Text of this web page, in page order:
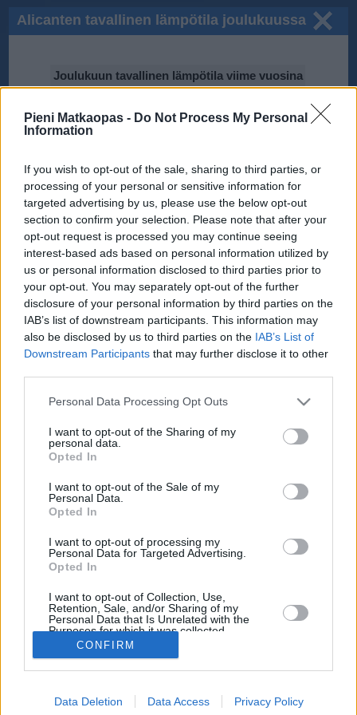
Pieni Matkaopas - Do Not Process My Personal
Information
If you wish to opt-out of the sale, sharing to third parties, or
processing of your personal or sensitive information for
targeted advertising by us, please use the below opt-out
section to confirm your selection. Please note that after your
opt-out request is processed you may continue seeing
interest-based ads based on personal information utilized by
us or personal information disclosed to third parties prior to
your opt-out. You may separately opt-out of the further
disclosure of your personal information by third parties on the
IAB’s list of downstream participants. This information may
also be disclosed by us to third parties on the IAB’s List of
Downstream Participants that may further disclose it to other
Personal Data Processing Opt Outs
I want to opt-out of the Sharing of my
personal data.
Opted In
I want to opt-out of the Sale of my
Personal Data.
Opted In
I want to opt-out of processing my
Personal Data for Targeted Advertising.
Opted In
I want to opt-out of Collection, Use,
Retention, Sale, and/or Sharing of my
Personal Data that Is Unrelated with the
Purposes for which it was collected.
Opted InCONFIRM
Data Deletion Data Access Privacy Policy
Alicanten tavallinen lämpötila joulukuussa
Joulukuun tavallinen lämpötila viime vuosina
2015
2014
2013
2012
2011
2009
2008
0℃
5℃
10℃
15℃
20℃
Tiedot perustuvat National Oceanic and Atmospheric Administration
(NOAA):n ilmastodataan.
Joulukuun keskilämpötila Alicantessa on viime vuosina
asteen tienoille, ja päivisin lämpötila on kohonnut 16
asteen tuntumaan. Viereisestä kaaviosta näkee, miten
lämmintä Alicantessa on keskimäärin ollut joulukuussa
viime vuosina ja vaihteluväli, jolla lämpötila tavallisina
päivinä on minäkin vuonna liikkunut.
Hetkellisesti Alicantessa on silti koettu tätäkin kylmempiä
2008 joulukuussa lämpötila käväisi alimmillaan 0
asteessa ja toisaalta vuonna 2010 joulukuussa hätyyteltiin
eräänä poikkeuksellisen lämpimänä päivänä 24 asteen
lukemia.
Entä muut kuukaudet? Miten lämmintä Alicantessa on
ollut...